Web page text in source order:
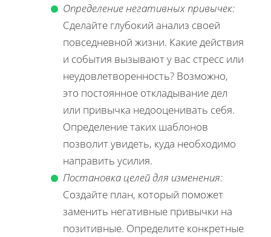
Определение негативных привычек:
Сделайте глубокий анализ своей
повседневной жизни. Какие действия
и события вызывают у вас стресс или
неудовлетворенность? Возможно,
это постоянное откладывание дел
или привычка недооценивать себя.
Определение таких шаблонов
позволит увидеть, куда необходимо
направить усилия.
Постановка целей для изменения:
Создайте план, который поможет
заменить негативные привычки на
позитивные. Определите конкретные